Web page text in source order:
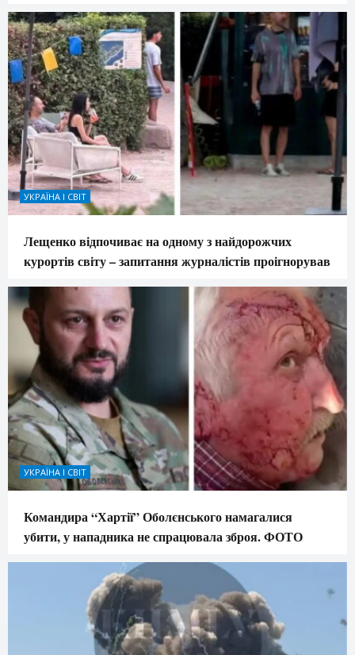
УКРАЇНА І СВІТ
Лещенко відпочиває на одному з найдорожчих
курортів світу – запитання журналістів проігнорував
УКРАЇНА І СВІТ
Командира “Хартії” Оболєнського намагалися
убити, у нападника не спрацювала зброя. ФОТО